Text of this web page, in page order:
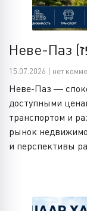
15.07.2026 | нет
Неве-Паз —
доступными
транспортом и
рынок
и перспективы